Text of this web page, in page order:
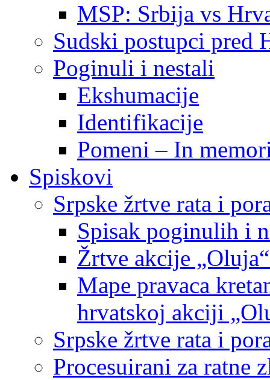
MSP: Srbija vs
Sudski postupci pred
Poginuli i nestali
Ekshumacije
Identifikacije
Pomeni – In
Spiskovi
Srpske žrtve rata i
Spisak poginulih i
Žrtve akcije
Mape pravaca
hrvatskoj akciji
Srpske žrtve rata i
Procesuirani za ratne